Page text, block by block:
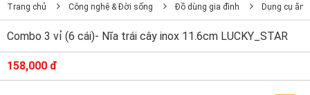
Trang chủ Công nghệ & Đời sống Đồ dùng gia đình Dụng cụ ăn,
Combo 3 vỉ (6 cái)- Nĩa trái cây inox 11.6cm LUCKY_STAR
158,000 đ